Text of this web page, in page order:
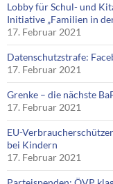
Lobby für Schul- und
Initiative „Familien in
17. Februar 2021
Datenschutzstrafe:
17. Februar 2021
Grenke – die nächste
17. Februar 2021
EU-
bei Kindern
17. Februar 2021